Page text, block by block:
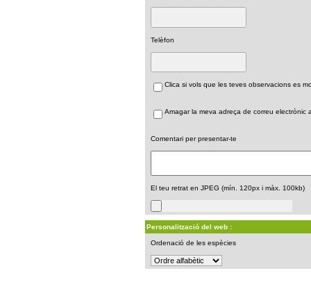
Telèfon
Clica si vols que les teves observacions es
Amagar la meva adreça de correu electrònic
Comentari per presentar-te
El teu retrat en JPEG (mín. 120px i màx. 100kb)
Personalització del web :
Ordenació de les espècies